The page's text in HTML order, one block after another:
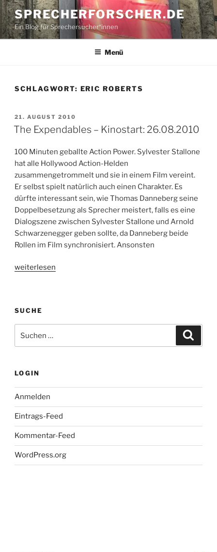
Zum
Inhalt
springen
SPRECHERFORSCHER.DE
Ein Blog für Sprechersucher*innen
Menü
SCHLAGWORT: ERIC ROBERTS
VERÖFFENTLICHT
AM
21. AUGUST 2010
The Expendables – Kinostart: 26.08.2010
100 Minuten geballte Action Power. Sylvester Stallone
hat alle Hollywood Action-Helden
zusammengetrommelt und sie in einem Film vereint.
Er selbst spielt natürlich auch einen Charakter. Es
dürfte interessant sein, wie Thomas Danneberg seine
Doppelbesetzung als Sprecher meistert, falls es eine
Dialogszene zwischen Sylvester Stallone und Arnold
Schwarzenegger geben sollte, da Danneberg beide
Rollen im Film synchronisiert. Ansonsten
„The
26.08.2010“
weiterlesen
SUCHE
nach:
LOGIN
Anmelden
Eintrags-Feed
Kommentar-Feed
WordPress.org